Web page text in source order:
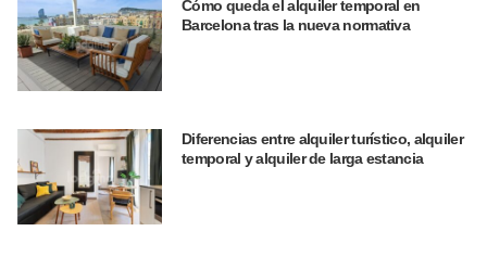
Cómo queda el alquiler temporal en
Barcelona tras la nueva normativa
Diferencias entre alquiler turístico, alquiler
temporal y alquiler de larga estancia